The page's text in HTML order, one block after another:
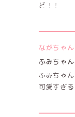
ど！！
ながちゃん
ふみちゃん
ふみちゃ
可愛すぎ